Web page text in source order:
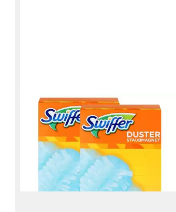
SWIFFER
Swiffer Staubmagnet Tücher 4er -
Nimmt 3x mehr Staub und Haare auf
(2e Reinigungstücher
15,89 €
(7,95 €/ 1 Stk)
lieferbar - in 3-4 Werktagen bei dir